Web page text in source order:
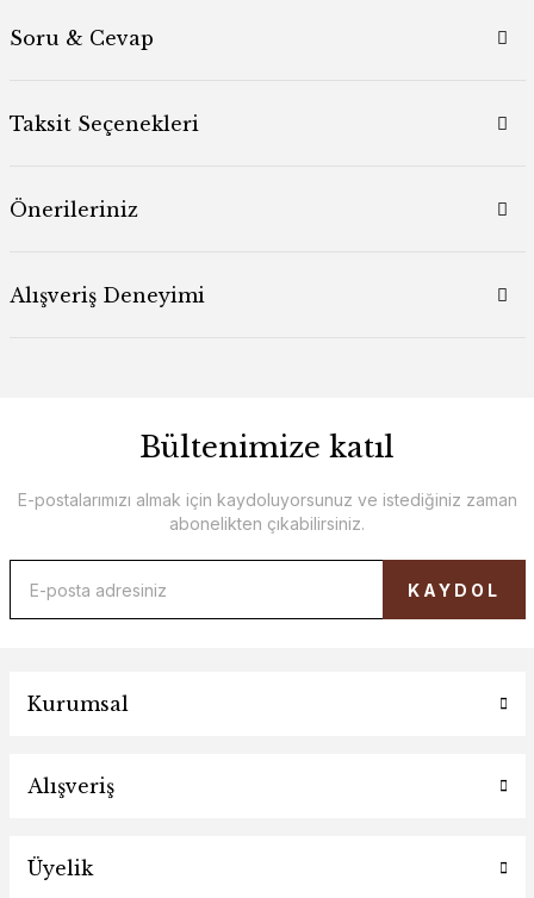
Soru & Cevap
Taksit Seçenekleri
Önerileriniz
Alışveriş Deneyimi
Bültenimize katıl
E-postalarımızı almak için kaydoluyorsunuz ve istediğiniz zaman
abonelikten çıkabilirsiniz.
KAYDOL
Kurumsal
Alışveriş
Üyelik